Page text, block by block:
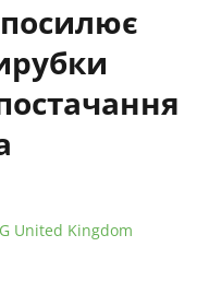
United Kingdom